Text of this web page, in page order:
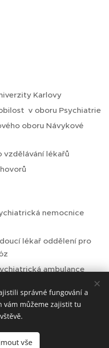
Karlovy
v oboru Psychiatrie
oboru Návykové
lékařů
nemocnice
lékař oddělení pro
ambulance
Hradec
správné fungování a
vám můžeme zajistit tu
vše